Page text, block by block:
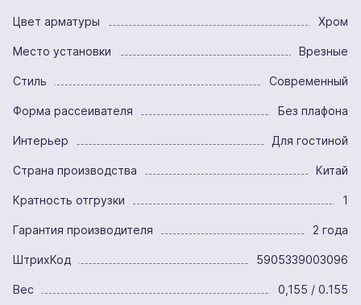
Цвет арматуры Хром
Место установки Врезные
Стиль Современный
Форма рассеивателя Без плафона
Интерьер Для гостиной
Страна производства Китай
Кратность отгрузки 1
Гарантия производителя 2 года
ШтрихКод 5905339003096
Вес 0,155 / 0.155